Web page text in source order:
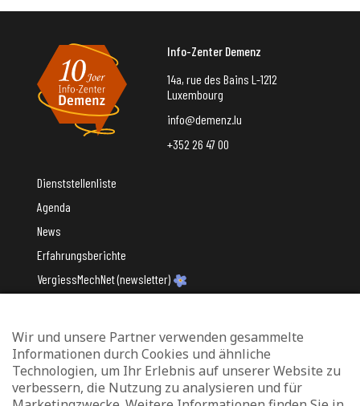
Info-Zenter Demenz
14a, rue des Bains L-1212
Luxembourg
info@demenz.lu
+352 26 47 00
Dienststellenliste
Agenda
News
Erfahrungsberichte
VergiessMechNet (newsletter)
Mit Unterstützung des
Wir und unsere Partner verwenden gesammelte
Informationen durch Cookies und ähnliche
Technologien, um Ihr Erlebnis auf unserer Website zu
verbessern, die Nutzung zu analysieren und für